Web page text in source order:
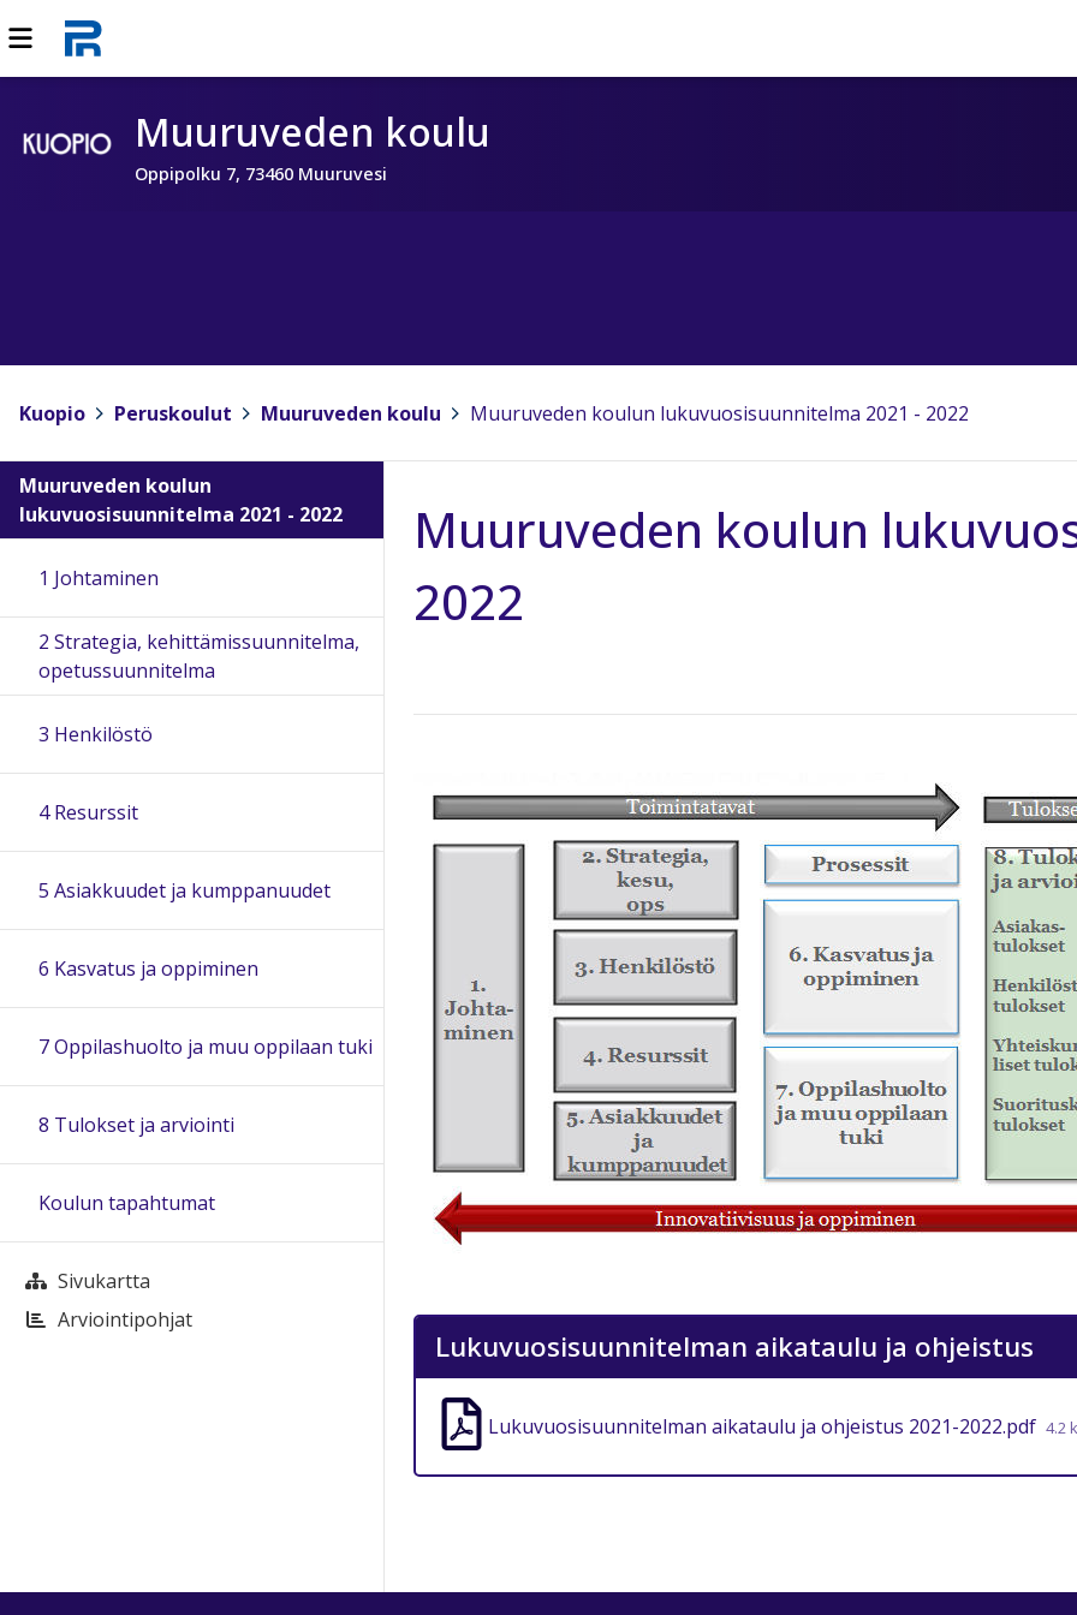
Muuruveden koulu
Oppipolku 7, 73460 Muuruvesi
Kuopio Peruskoulut Muuruveden koulu Muuruveden koulun lukuvuosisuunnitelma 2021 - 2022
Muuruveden koulun
2022
Lukuvuosisuunnitelman aikataulu ja ohjeistus
Lukuvuosisuunnitelman aikataulu ja ohjeistus 2021-2022.pdf 4.2
Muuruveden koulun
lukuvuosisuunnitelma 2021 - 2022
1 Johtaminen
2 Strategia, kehittämissuunnitelma,
opetussuunnitelma
3 Henkilöstö
4 Resurssit
5 Asiakkuudet ja kumppanuudet
6 Kasvatus ja oppiminen
7 Oppilashuolto ja muu oppilaan tuki
8 Tulokset ja arviointi
Koulun tapahtumat
Sivukartta
Arviointipohjat